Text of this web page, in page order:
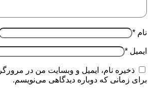
نام *
ایمیل *
ذخیره نام، ایمیل و وبسایت من در مرورگر
برای زمانی که دوباره دیدگاهی می‌نویسم.